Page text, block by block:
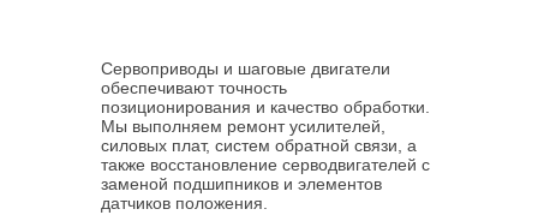
Сервоприводы и шаговые двигатели
обеспечивают точность
позиционирования и качество обработки.
Мы выполняем ремонт усилителей,
силовых плат, систем обратной связи, а
также восстановление серводвигателей с
заменой подшипников и элементов
датчиков положения.